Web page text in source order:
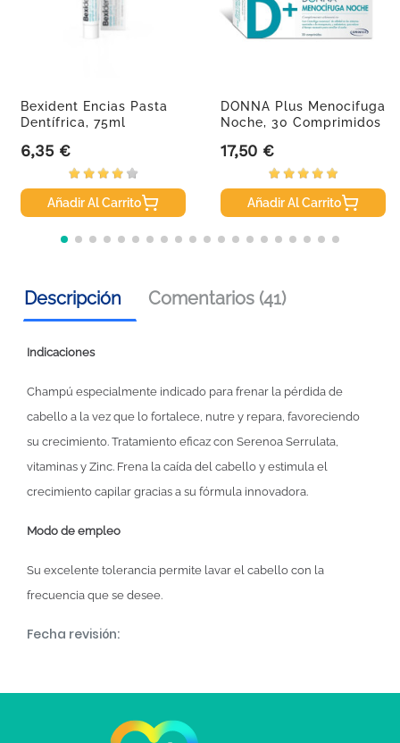
Bexident Encias Pasta
Dentífrica, 75ml
Precio
6,35 €
Añadir Al Carrito
DONNA Plus Menocifuga
Noche, 30 Comprimidos
Precio
17,50 €
Añadir Al Carrito
Descripción Comentarios (41)
Indicaciones
Champú especialmente indicado para frenar la pérdida de
cabello a la vez que lo fortalece, nutre y repara, favoreciendo
su crecimiento. Tratamiento eficaz con Serenoa Serrulata,
vitaminas y Zinc. Frena la caída del cabello y estimula el
crecimiento capilar gracias a su fórmula innovadora.
Modo de empleo
Su excelente tolerancia permite lavar el cabello con la
frecuencia que se desee.
Fecha revisión: